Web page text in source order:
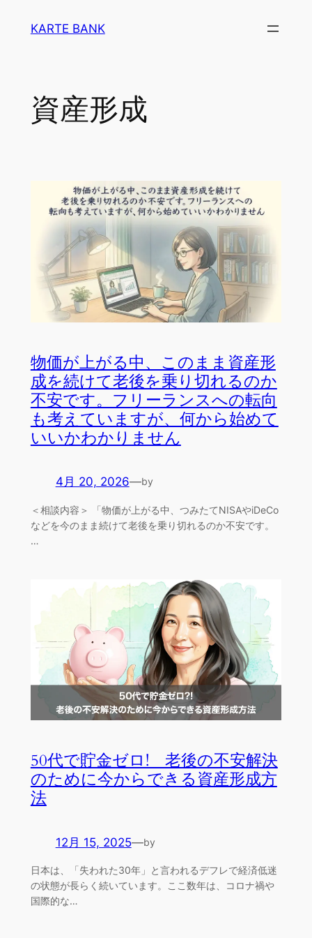
KARTE BANK
資産形成
物価が上がる中、このまま資産形
成を続けて老後を乗り切れるのか
不安です。フリーランスへの転向
も考えていますが、何から始めて
いいかわかりません
4月 20, 2026—by
＜相談内容＞ 「物価が上がる中、つみたてNISAやiDeCo
などを今のまま続けて老後を乗り切れるのか不安です。
…
50代で貯金ゼロ! 老後の不安解決
のために今からできる資産形成方
法
12月 15, 2025—by
日本は、「失われた30年」と言われるデフレで経済低迷
の状態が長らく続いています。ここ数年は、コロナ禍や
国際的な…